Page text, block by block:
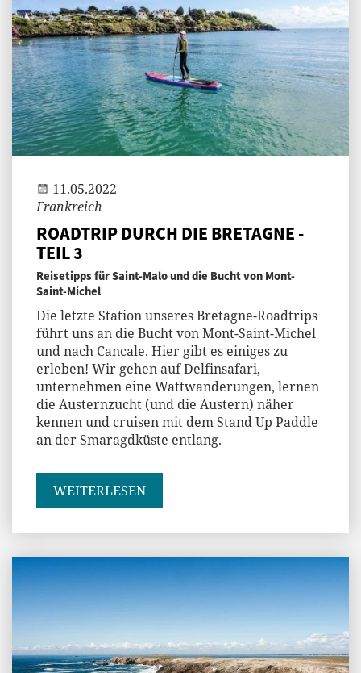
Jenny
11.05.2022
Frankreich
ROADTRIP DURCH DIE BRETAGNE -
TEIL 3
Reisetipps für Saint-Malo und die Bucht von Mont-
Saint-Michel
Die letzte Station unseres Bretagne-Roadtrips
führt uns an die Bucht von Mont-Saint-Michel
und nach Cancale. Hier gibt es einiges zu
erleben! Wir gehen auf Delfinsafari,
unternehmen eine Wattwanderungen, lernen
die Austernzucht (und die Austern) näher
kennen und cruisen mit dem Stand Up Paddle
an der Smaragdküste entlang.
WEITERLESEN